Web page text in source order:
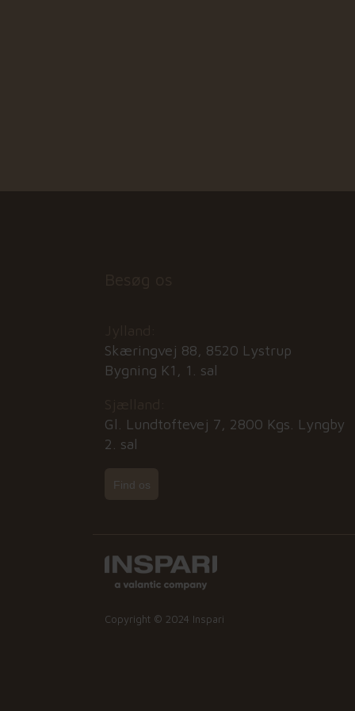
Skæringvej 88, 8520 Lystrup
Bygning K1, 1. sal
Gl. Lundtoftevej 7, 2800 Kgs. Lyngby
2. sal
Find os
Copyright © 2024 Inspari